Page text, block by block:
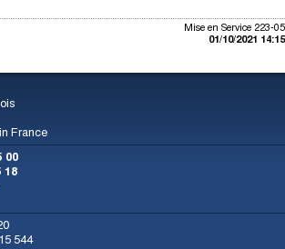
Mise en Service 223-05
01/10/2021 14:15
France
00
18
544